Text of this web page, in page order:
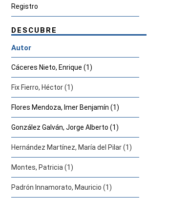
Registro
DESCUBRE
Autor
Cáceres Nieto, Enrique (1)
Fix Fierro, Héctor (1)
Flores Mendoza, Imer Benjamín (1)
González Galván, Jorge Alberto (1)
Hernández Martínez, María del Pilar (1)
Montes, Patricia (1)
Padrón Innamorato, Mauricio (1)